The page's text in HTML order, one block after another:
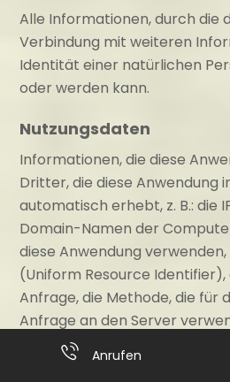
Alle Informationen, durch die
Verbindung mit weiteren
Identität einer natürlichen
oder werden kann.
Nutzungsdaten
Informationen, die diese
Dritter, die diese Anwendung
automatisch erhebt, z. B.: die
Domain-Namen der
diese Anwendung
(Uniform Resource
Anfrage, die Methode, die für
Anfrage an den Server
Größe der empfangenen
Zahlencode, der den Status
Anrufen